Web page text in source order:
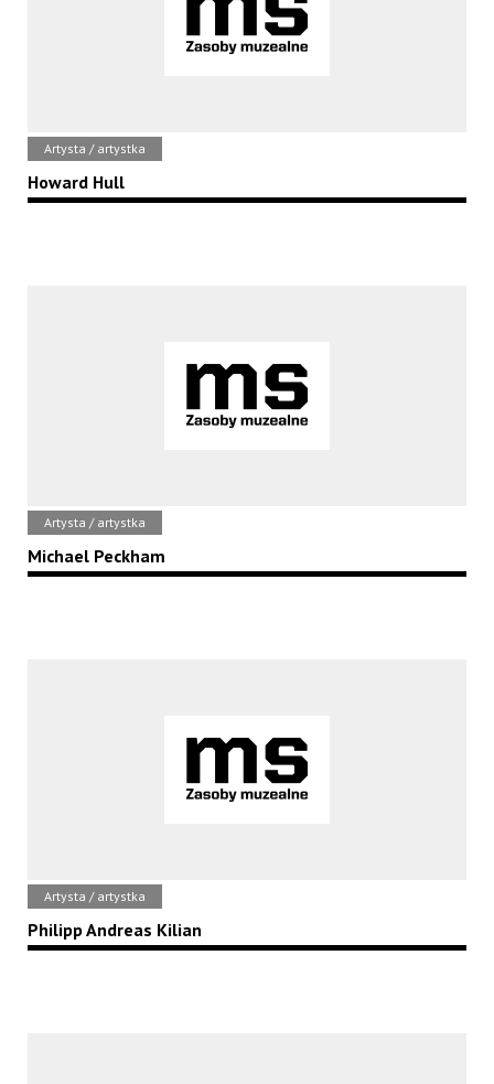
Artysta / artystka
Howard Hull
Artysta / artystka
Michael Peckham
Artysta / artystka
Philipp Andreas Kilian